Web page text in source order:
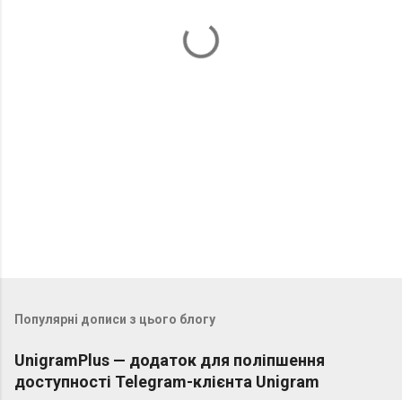
Популярні дописи з цього блогу
UnigramPlus — додаток для поліпшення
доступності Telegram-клієнта Unigram